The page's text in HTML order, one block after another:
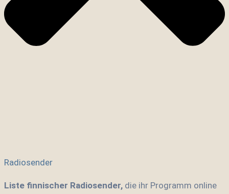
Radiosender
Liste finnischer Radiosender, die ihr Programm online